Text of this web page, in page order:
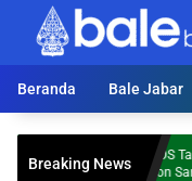
Langsung
konten
Beranda
Bale Jabar
Breaking News
KDS
Ton Sampah